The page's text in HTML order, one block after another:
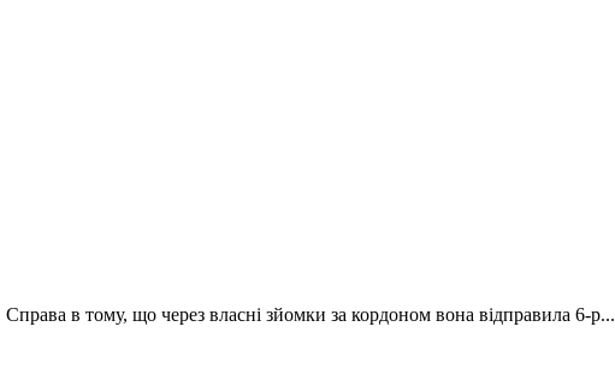
в тому, що через власні зйомки за кордоном вона відправила 6-р...